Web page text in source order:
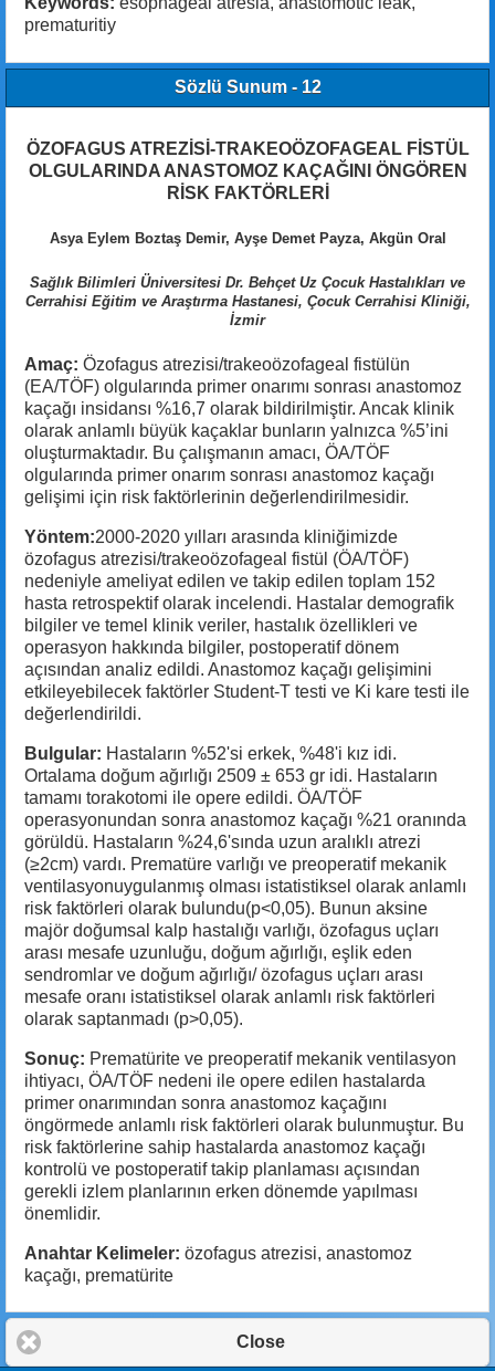
prematuritiy
Sözlü Sunum - 12
ÖZOFAGUS ATREZİSİ-TRAKEOÖZOFAGEAL FİSTÜL
OLGULARINDA ANASTOMOZ KAÇAĞINI ÖNGÖREN
RİSK FAKTÖRLERİ
Asya Eylem Boztaş Demir, Ayşe Demet Payza, Akgün Oral
Sağlık Bilimleri Üniversitesi Dr. Behçet Uz Çocuk Hastalıkları ve
Cerrahisi Eğitim ve Araştırma Hastanesi, Çocuk Cerrahisi Kliniği,
İzmir
Amaç: Özofagus atrezisi/trakeoözofageal fistülün
(EA/TÖF) olgularında primer onarımı sonrası anastomoz
kaçağı insidansı %16,7 olarak bildirilmiştir. Ancak klinik
olarak anlamlı büyük kaçaklar bunların yalnızca %5’ini
oluşturmaktadır. Bu çalışmanın amacı, ÖA/TÖF
olgularında primer onarım sonrası anastomoz kaçağı
gelişimi için risk faktörlerinin değerlendirilmesidir.
Yöntem:2000-2020 yılları arasında kliniğimizde
özofagus atrezisi/trakeoözofageal fistül (ÖA/TÖF)
nedeniyle ameliyat edilen ve takip edilen toplam 152
hasta retrospektif olarak incelendi. Hastalar demografik
bilgiler ve temel klinik veriler, hastalık özellikleri ve
operasyon hakkında bilgiler, postoperatif dönem
açısından analiz edildi. Anastomoz kaçağı gelişimini
etkileyebilecek faktörler Student-T testi ve Ki kare testi ile
değerlendirildi.
Bulgular: Hastaların %52'si erkek, %48'i kız idi.
Ortalama doğum ağırlığı 2509 ± 653 gr idi. Hastaların
tamamı torakotomi ile opere edildi. ÖA/TÖF
operasyonundan sonra anastomoz kaçağı %21 oranında
görüldü. Hastaların %24,6'sında uzun aralıklı atrezi
(≥2cm) vardı. Prematüre varlığı ve preoperatif mekanik
ventilasyonuygulanmış olması istatistiksel olarak anlamlı
risk faktörleri olarak bulundu(p<0,05). Bunun aksine
majör doğumsal kalp hastalığı varlığı, özofagus uçları
arası mesafe uzunluğu, doğum ağırlığı, eşlik eden
sendromlar ve doğum ağırlığı/ özofagus uçları arası
mesafe oranı istatistiksel olarak anlamlı risk faktörleri
olarak saptanmadı (p>0,05).
Sonuç: Prematürite ve preoperatif mekanik ventilasyon
ihtiyacı, ÖA/TÖF nedeni ile opere edilen hastalarda
primer onarımından sonra anastomoz kaçağını
öngörmede anlamlı risk faktörleri olarak bulunmuştur. Bu
risk faktörlerine sahip hastalarda anastomoz kaçağı
kontrolü ve postoperatif takip planlaması açısından
gerekli izlem planlarının erken dönemde yapılması
önemlidir.
Anahtar Kelimeler: özofagus atrezisi, anastomoz
kaçağı, prematürite
Close